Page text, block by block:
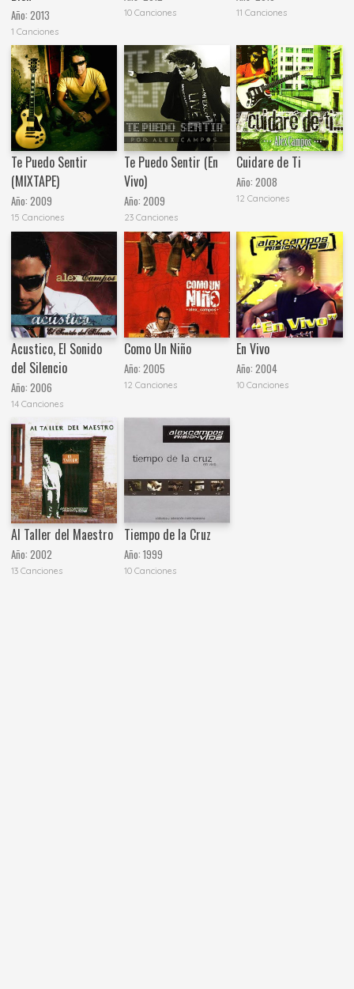
Año:2013
1 Canciones
10 Canciones 11 Canciones
Te Puedo Sentir
(MIXTAPE)
Año:2009
15 Canciones
Te Puedo Sentir (En
Vivo)
Año: 2009
23 Canciones
Cuidare de Ti
Año:2008
12 Canciones
Acustico, El Sonido
del Silencio
Año:2006
14 Canciones
Como Un Niño
Año: 2005
12 Canciones
En Vivo
Año:2004
10 Canciones
Al Taller del Maestro
Año:2002
13 Canciones
Tiempo de la Cruz
Año: 1999
10 Canciones